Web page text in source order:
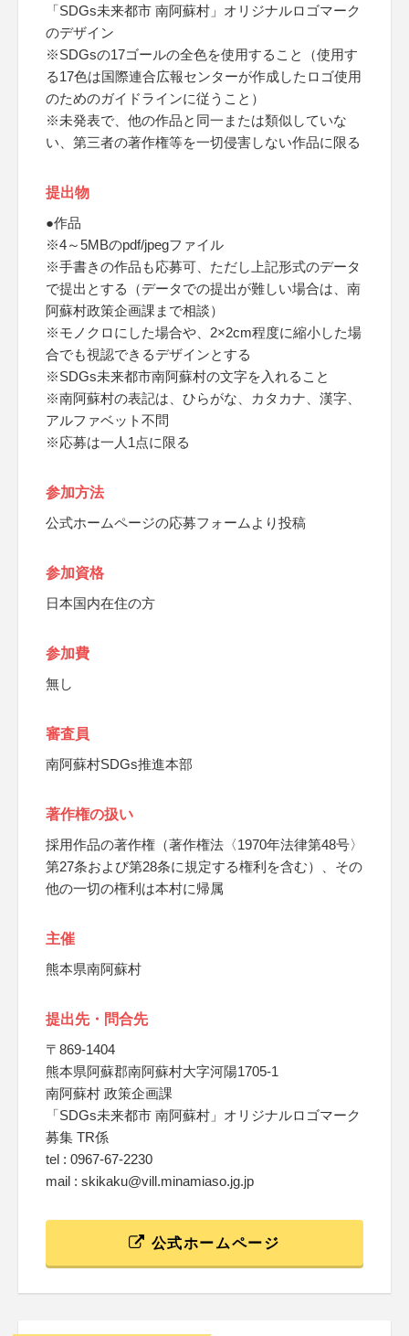
「SDGs未来都市 南阿蘇村」オリジナルロゴマーク
のデザイン
※SDGsの17ゴールの全色を使用すること（使用す
る17色は国際連合広報センターが作成したロゴ使用
のためのガイドラインに従うこと）
※未発表で、他の作品と同一または類似していな
い、第三者の著作権等を一切侵害しない作品に限る
提出物
●作品
※4～5MBのpdf/jpegファイル
※手書きの作品も応募可、ただし上記形式のデータ
で提出とする（データでの提出が難しい場合は、南
阿蘇村政策企画課まで相談）
※モノクロにした場合や、2×2cm程度に縮小した場
合でも視認できるデザインとする
※SDGs未来都市南阿蘇村の文字を入れること
※南阿蘇村の表記は、ひらがな、カタカナ、漢字、
アルファベット不問
※応募は一人1点に限る
参加方法
公式ホームページの応募フォームより投稿
参加資格
日本国内在住の方
参加費
無し
審査員
南阿蘇村SDGs推進本部
著作権の扱い
採用作品の著作権（著作権法〈1970年法律第48号〉
第27条および第28条に規定する権利を含む）、その
他の一切の権利は本村に帰属
主催
熊本県南阿蘇村
提出先・問合先
〒869-1404
熊本県阿蘇郡南阿蘇村大字河陽1705-1
南阿蘇村 政策企画課
「SDGs未来都市 南阿蘇村」オリジナルロゴマーク
募集 TR係
tel : 0967-67-2230
mail : skikaku@vill.minamiaso.jg.jp
公式ホームページ